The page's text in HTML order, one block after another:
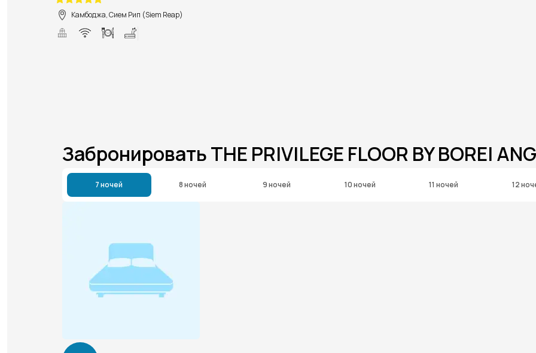
Камбоджа, Сием Рип (Siem Reap)
Забронировать THE PRIVILEGE FLOOR BY BOREI
7 ночей 8 ночей 9 ночей 10 ночей 11 ночей 12